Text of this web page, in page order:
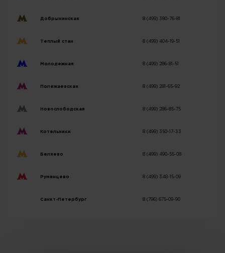
Добрынинская 8 (499) 380-76-81
Теплый стан 8 (499) 404-19-51
Молодежная 8 (499) 286-81-51
Полежаевская 8 (499) 281-65-92
Новослободская 8 (499) 286-85-75
Котельники 8 (499) 350-17-33
Беляево 8 (499) 490-55-08
Румянцево 8 (499) 348-15-09
Санкт-Петербург 8 (796) 675-09-90